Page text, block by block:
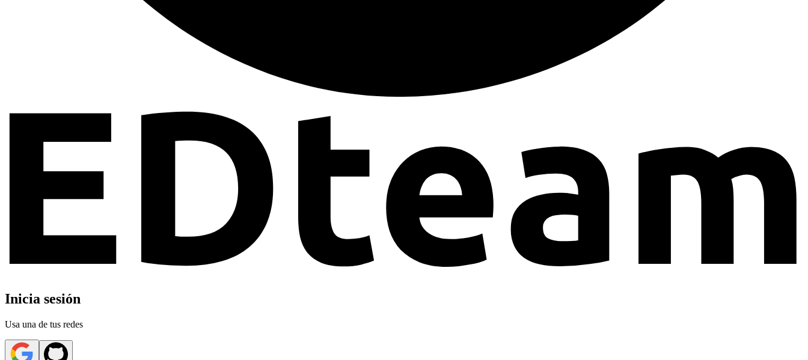
Inicia sesión
Usa una de tus redes